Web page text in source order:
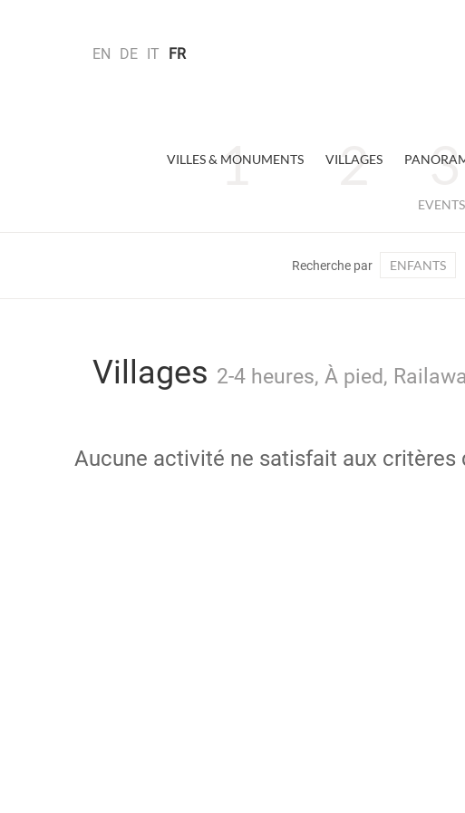
EN DE IT FR
VILLES & MONUMENTS VILLAGES
EVENTS
Recherche par ENFANTS
Villages 2-4 heures, À pied,
Aucune activité ne satisfait aux critères